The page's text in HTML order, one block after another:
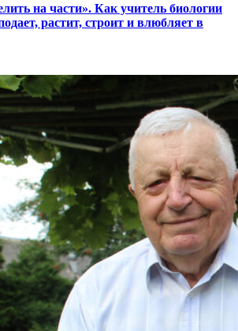
на части». Как учитель биологии
растит, строит и влюбляет в